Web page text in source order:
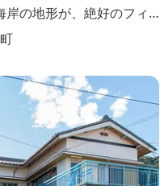
の地形が、絶好のフィ
新鮮な海の幸、山の
光、ツーリング、1人旅、
す。 また、15名様以上
、ご予算に応じてご対